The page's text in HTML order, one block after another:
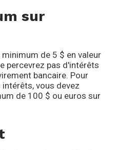
sur
de 5 $ en valeur
percevrez pas d'intérêts
bancaire. Pour
vous devez
de 100 $ ou euros sur